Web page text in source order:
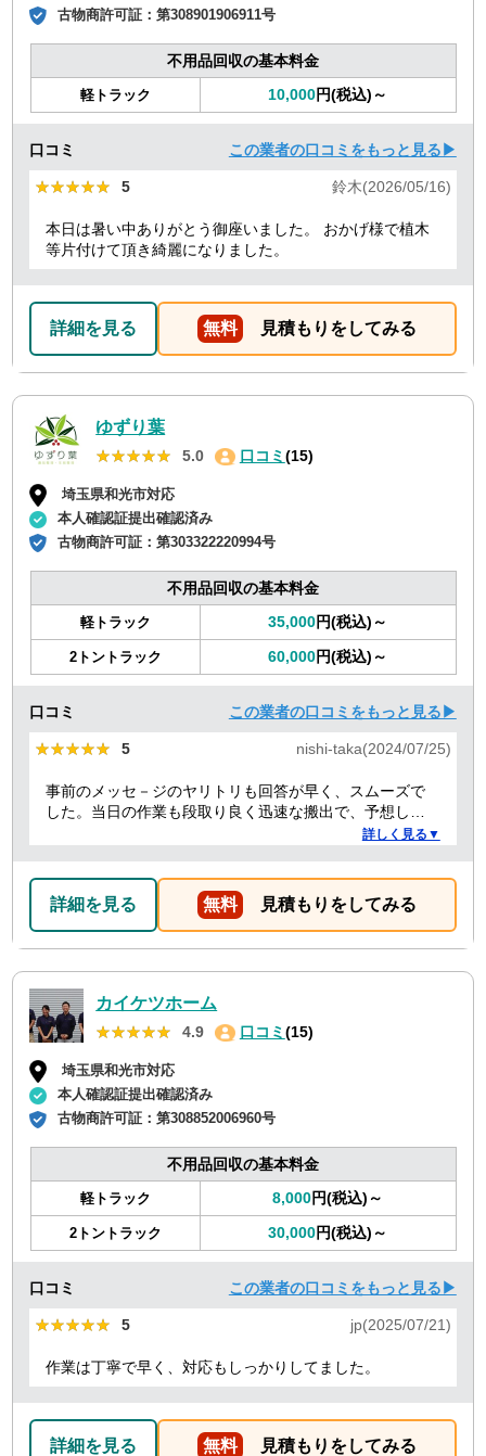
古物商許可証：第308901906911号
不用品回収の基本料金
軽トラック 10,000円(税込)～
口コミ この業者の口コミをもっと見る▶
★★★★★
★★★★★ 5 鈴木(2026/05/16)
本日は暑い中ありがとう御座いました。 おかげ様で植木
等片付けて頂き綺麗になりました。
詳細を見る 無料 見積もりをしてみる
ゆずり葉
★★★★★
★★★★★ 5.0 口コミ (15)
埼玉県和光市対応
本人確認証提出確認済み
古物商許可証：第303322220994号
不用品回収の基本料金
軽トラック 35,000円(税込)～
2トントラック 60,000円(税込)～
口コミ この業者の口コミをもっと見る▶
★★★★★
★★★★★ 5 nishi-taka(2024/07/25)
事前のメッセ－ジのヤリトリも回答が早く、スムーズで
した。当日の作業も段取り良く迅速な搬出で、予想して
いた時間よりも短時間で完了。 事前打ち合わせ・当日作
詳しく見る▼
詳細を見る 無料 見積もりをしてみる
カイケツホーム
★★★★★
★★★★★ 4.9 口コミ (15)
埼玉県和光市対応
本人確認証提出確認済み
古物商許可証：第308852006960号
不用品回収の基本料金
軽トラック 8,000円(税込)～
2トントラック 30,000円(税込)～
口コミ この業者の口コミをもっと見る▶
★★★★★
★★★★★ 5 jp(2025/07/21)
作業は丁寧で早く、対応もしっかりしてました。
詳細を見る 無料 見積もりをしてみる